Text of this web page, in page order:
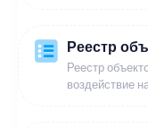
Реестр
Реестр
воздействие